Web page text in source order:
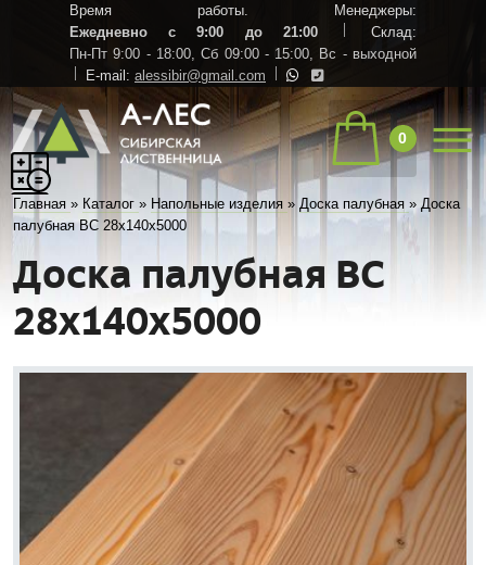
Время работы. Менеджеры:
Ежедневно с 9:00 до 21:00
Склад:
Пн-Пт 9:00 - 18:00, Сб 09:00 - 15:00, Вс - выходной
E-mail: alessibir@gmail.com
0
Главная » Каталог » Напольные изделия »Доска палубная »Доска
палубная ВС 28х140х5000
Доска палубная ВС
28х140х5000